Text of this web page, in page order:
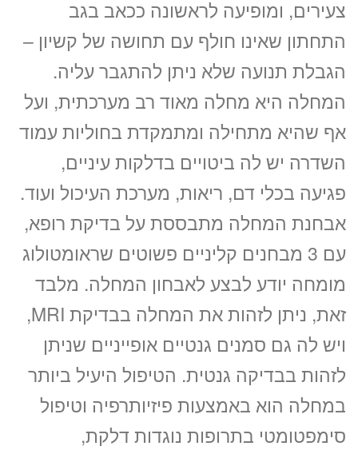
צעירים, ומופיעה לראשונה ככאב בגב
התחתון שאינו חולף עם תחושה של קשיון –
הגבלת תנועה שלא ניתן להתגבר עליה.
המחלה היא מחלה מאוד רב מערכתית, ועל
אף שהיא מתחילה ומתמקדת בחוליות עמוד
השדרה יש לה ביטויים בדלקות עיניים,
פגיעה בכלי דם, ריאות, מערכת העיכול ועוד.
אבחנת המחלה מתבססת על בדיקת רופא,
עם 3 מבחנים קליניים פשוטים שראומטולוג
מומחה יודע לבצע לאבחון המחלה. מלבד
זאת, ניתן לזהות את המחלה בבדיקת MRI,
ויש לה גם סמנים גנטיים אופייניים שניתן
לזהות בבדיקה גנטית. הטיפול היעיל ביותר
במחלה הוא באמצעות פיזיותרפיה וטיפול
סימפטומטי בתרופות נוגדות דלקת,